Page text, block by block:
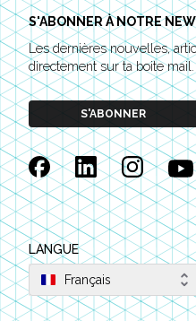
S'ABONNER À NOTRE
Les dernières nouvelles,
directement sur ta boite mail.
S'ABONNER
FacebookLinkedinInstagram
LANGUE
Français